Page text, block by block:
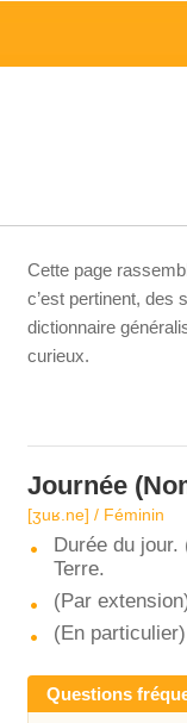
Cette page
c’est pertinent, des
dictionnaire
curieux.
Journée
[ʒuʁ.ne] / Féminin
Durée du jour.
Terre.
(Par
(En
Questions